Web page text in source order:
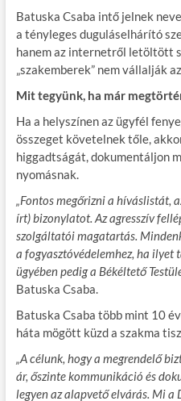
Batuska Csaba intő jelnek
a tényleges duguláselhárító
hanem az internetről letöltött
„szakemberek” nem vállalják
Mit tegyünk, ha már
Ha a helyszínen az ügyfél
összeget követelnek tőle,
higgadtságát, dokumentáljon
nyomásnak.
„Fontos megőrizni a híváslistát,
írt) bizonylatot. Az agresszív
szolgáltatói magatartás.
a fogyasztóvédelemhez, ha
ügyében pedig a Békéltető
Batuska Csaba.
Batuska Csaba több mint 10
háta mögött küzd a szakma
„A célunk, hogy a megrendelő
ár, őszinte kommunikáció és
legyen az alapvető elvárás. Mi a